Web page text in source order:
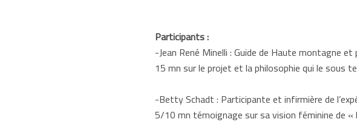
Participants :
-Jean René Minelli : Guide de Haute montagne
15 mn sur le projet et la philosophie qui le sous
-Betty Schadt : Participante et infirmière de
5/10 mn témoignage sur sa vision féminine de «